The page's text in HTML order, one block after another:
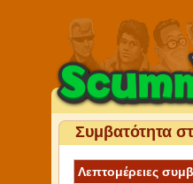
Συμβατότητα
Λεπτομέρειες